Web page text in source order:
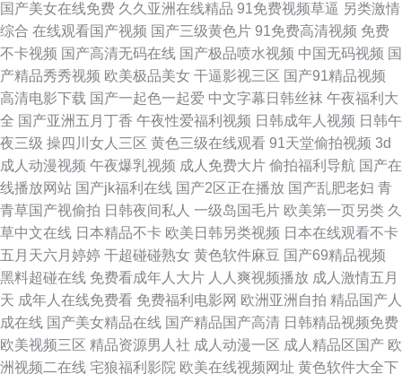
国产美女在线免费 久久亚洲在线精品 91免费视频草逼 另类激情
综合 在线观看国产视频 国产三级黄色片 91免费高清视频 免费
不卡视频 国产高清无码在线 国产极品喷水视频 中国无码视频 国
产精品秀秀视频 欧美极品美女 干逼影视三区 国产91精品视频
高清电影下载 国产一起色一起爱 中文字幕日韩丝袜 午夜福利大
全 国产亚洲五月丁香 午夜性爱福利视频 日韩成年人视频 日韩午
夜三级 操四川女人三区 黄色三级在线观看 91天堂偷拍视频 3d
成人动漫视频 午夜爆乳视频 成人免费大片 偷拍福利导航 国产在
线播放网站 国产jk福利在线 国产2区正在播放 国产乱肥老妇 青
青草国产视偷拍 日韩夜间私人 一级岛国毛片 欧美第一页另类 久
草中文在线 日本精品不卡 欧美日韩另类视频 日本在线观看不卡
五月天六月婷婷 干超碰碰熟女 黄色软件麻豆 国产69精品视频
黑料超碰在线 免费看成年人大片 人人爽视频播放 成人激情五月
天 成年人在线免费看 免费福利电影网 欧洲亚洲自拍 精品国产人
成在线 国产美女精品在线 国产精品国产高清 日韩精品视频免费
欧美视频三区 精品资源男人社 成人动漫一区 成人精品区国产 欧
洲视频二在线 宅狼福利影院 欧美在线视频网址 黄色软件大全下